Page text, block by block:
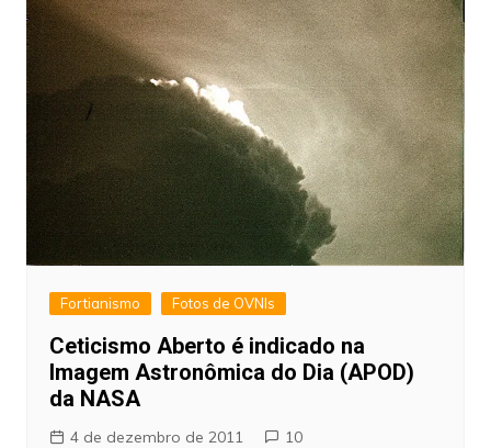
Fortianismo Fotos de OVNIs
Ceticismo Aberto é indicado na
Imagem Astronômica do Dia (APOD)
da NASA
4 de dezembro de 2011 10